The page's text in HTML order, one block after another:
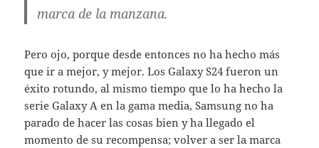
marca de la manzana.
Pero ojo, porque desde entonces no ha hecho más
que ir a mejor, y mejor. Los Galaxy S24 fueron un
éxito rotundo, al mismo tiempo que lo ha hecho la
serie Galaxy A en la gama media, Samsung no ha
parado de hacer las cosas bien y ha llegado el
momento de su recompensa; volver a ser la marca